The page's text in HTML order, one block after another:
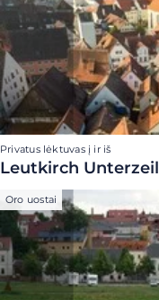
Privatus lėktuvas į ir iš
Leutkirch Unterzeil
Oro uostai